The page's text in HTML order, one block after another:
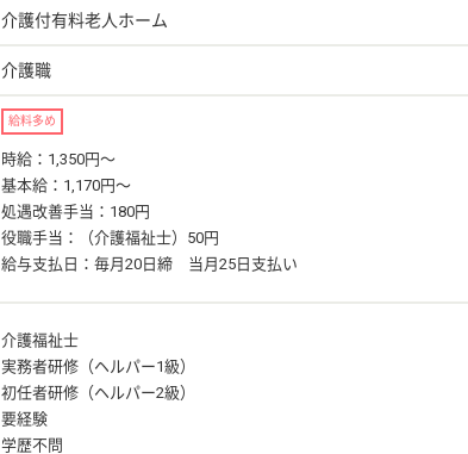
介護付有料老人ホーム
介護職
給料多め
時給：1,350円〜
基本給：1,170円〜
処遇改善手当：180円
役職手当：（介護福祉士）50円
給与支払日：毎月20日締 当月25日支払い
介護福祉士
実務者研修（ヘルパー1級）
初任者研修（ヘルパー2級）
要経験
学歴不問